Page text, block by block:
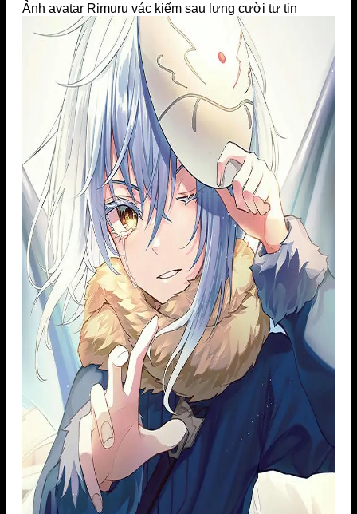
Ảnh avatar Rimuru vác kiếm sau lưng cười tự tin